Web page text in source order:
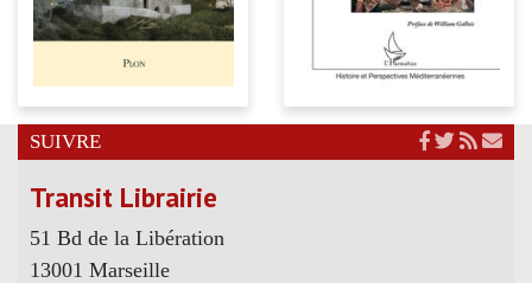
SUIVRE
Transit Librairie
51 Bd de la Libération
13001 Marseille